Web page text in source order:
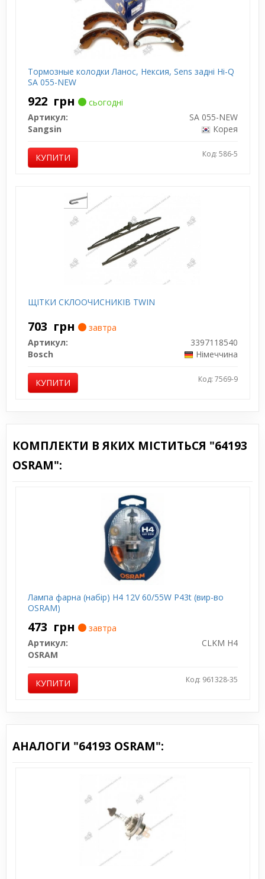
Тормозные колодки Ланос, Нексия, Sens задні Hi-Q
SA 055-NEW
922 грн
сьогодні
Артикул:
SA 055-NEW
Sangsin
Корея
КУПИТИ Код: 586-5
ЩІТКИ СКЛООЧИСНИКІВ TWIN
703 грн
завтра
Артикул:
3397118540
Bosch
Німеччина
КУПИТИ Код: 7569-9
КОМПЛЕКТИ В ЯКИХ МІСТИТЬСЯ "64193
OSRAM":
Лампа фарна (набір) H4 12V 60/55W P43t (вир-во
OSRAM)
473 грн
завтра
Артикул:
CLKM H4
OSRAM
КУПИТИ Код: 961328-35
АНАЛОГИ "64193 OSRAM":